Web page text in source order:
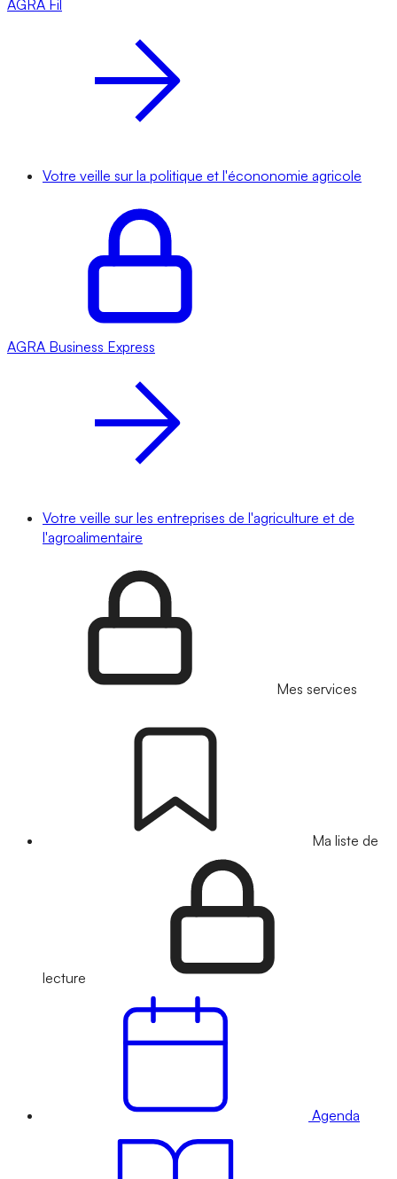
AGRA Fil
Votre veille sur la politique et l'écononomie agricole
AGRA Business Express
Votre veille sur les entreprises de l'agriculture et de
l'agroalimentaire
Mes services
Ma liste de
lecture
Agenda